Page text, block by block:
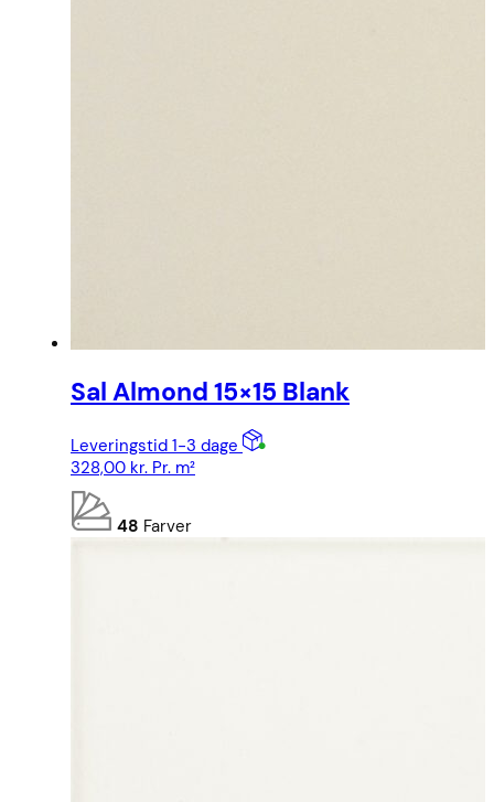
Sal Almond 15×15 Blank
Leveringstid 1-3 dage
328,00 kr. Pr. m²
48 Farver